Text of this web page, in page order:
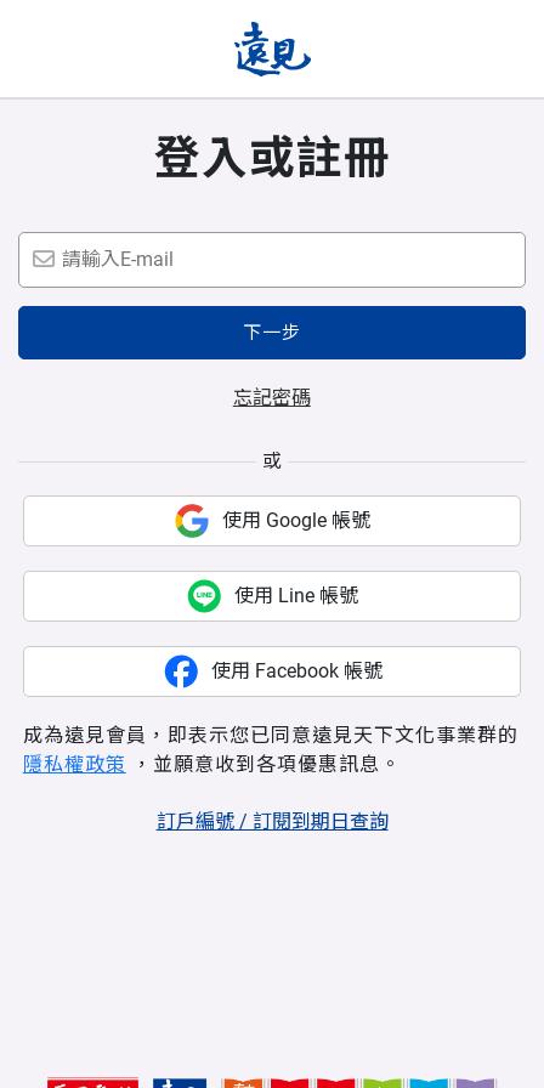
登入或註冊
下一步
忘記密碼
或
使用 Google 帳號
使用 Line 帳號
使用 Facebook 帳號
成為遠見會員，即表示您已同意遠見天下文化事業群的
隱私權政策 ，並願意收到各項優惠訊息。
訂戶編號 / 訂閱到期日查詢